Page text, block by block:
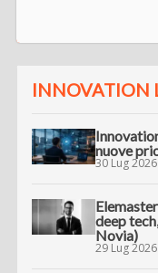
INNOVATION
nuove
30 Lug 2026
deep
Novia)
29 Lug 2026